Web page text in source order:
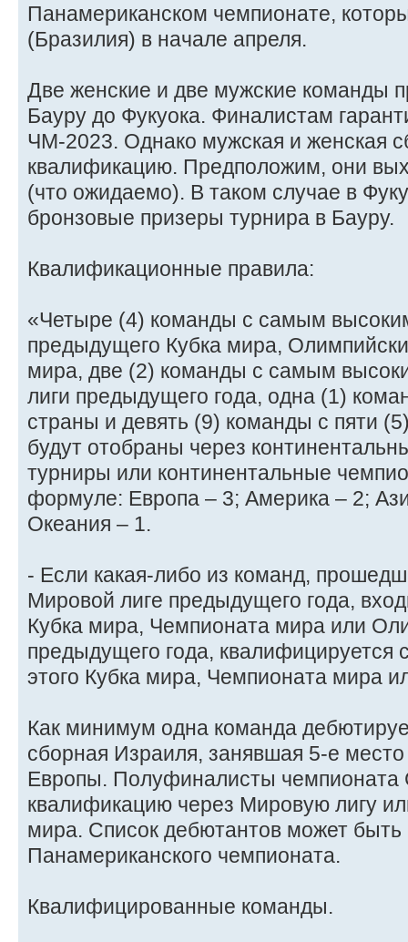
Панамериканском чемпионате,
(Бразилия) в начале апреля.
Две женские и две мужские команды
Бауру до Фукуока. Финалистам
ЧМ-2023. Однако мужская и женская
квалификацию. Предположим, они
(что ожидаемо). В таком случае в
бронзовые призеры турнира в Бауру.
Квалификационные правила:
«Четыре (4) команды с самым
предыдущего Кубка мира,
мира, две (2) команды с самым
лиги предыдущего года, одна (1)
страны и девять (9) команды с пяти
будут отобраны через
турниры или континентальные
формуле: Европа – 3; Америка – 2;
Океания – 1.
- Если какая-либо из команд,
Мировой лиге предыдущего года,
Кубка мира, Чемпионата мира или
предыдущего года,
этого Кубка мира, Чемпионата мира
Как минимум одна команда
сборная Израиля, занявшая 5-е
Европы. Полуфиналисты чемпионата
квалификацию через Мировую лигу
мира. Список дебютантов может
Панамериканского чемпионата.
Квалифицированные команды.